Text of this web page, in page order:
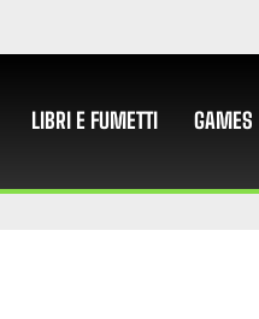
LIBRI E FUMETTI GAMES